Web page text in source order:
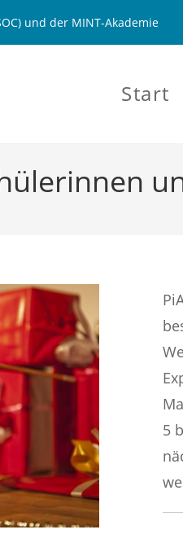
und der MINT-Akademie
Start
5